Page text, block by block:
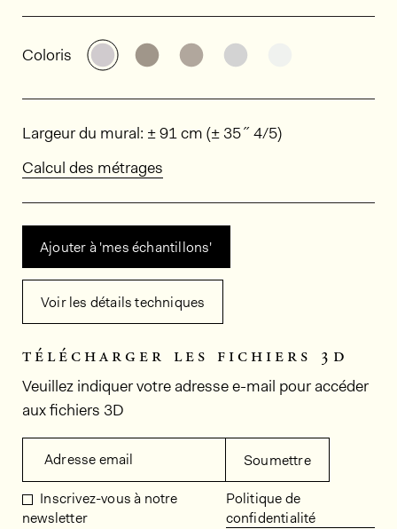
Informations générales sur le
Coloris Découvrir d'autres variantes: SRA3041
Découvrir d'autres variantes:
Découvrir d'autres
Dimensions
Largeur du mural: ± 91 cm (± 35˝ 4/5)
Calcul des métrages
Ajouter à 'mes échantillons'
Voir les détails techniques
télécharger les fichiers 3d
Veuillez indiquer votre adresse e-mail pour accéder
aux fichiers 3D
Adresse email Soumettre
Inscrivez-vous à notre
newsletter
Politique de
confidentialité